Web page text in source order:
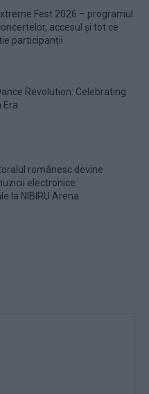
Fest 2026 – programul
accesul și tot ce
participanții
Revolution: Celebrating
Era
românesc devine
electronice
la NIBIRU Arena